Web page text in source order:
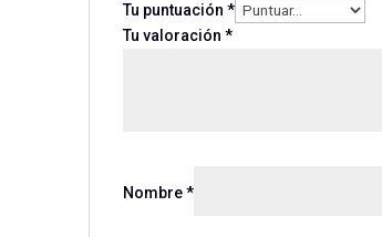
Tu puntuación *
Tu valoración *
Nombre*